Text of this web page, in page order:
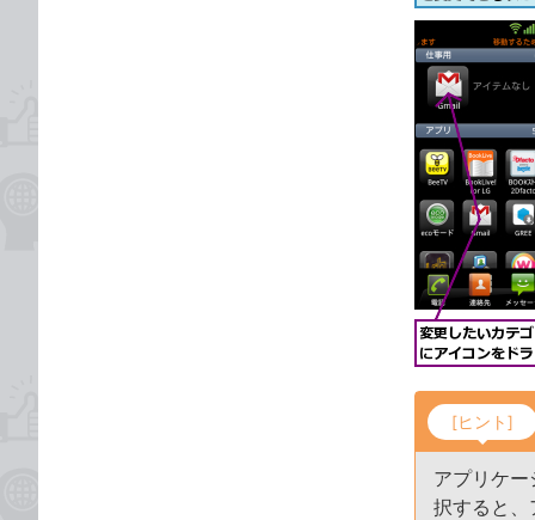
[ヒント]
アプリケ
択すると、